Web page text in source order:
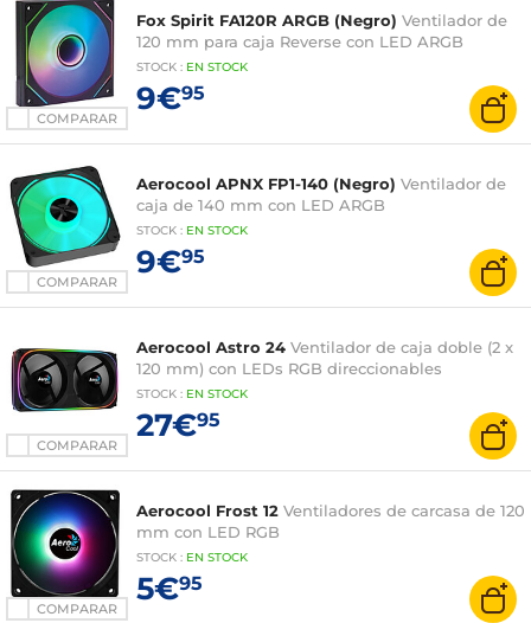
COMPARAR
Fox Spirit FA120R ARGB (Negro) Ventilador de
120 mm para caja Reverse con LED ARGB
STOCK : EN STOCK
9€95
COMPARAR
Aerocool APNX FP1-140 (Negro) Ventilador de
caja de 140 mm con LED ARGB
STOCK : EN STOCK
9€95
COMPARAR
Aerocool Astro 24 Ventilador de caja doble (2 x
120 mm) con LEDs RGB direccionables
STOCK : EN STOCK
27€95
COMPARAR
Aerocool Frost 12 Ventiladores de carcasa de 120
mm con LED RGB
STOCK : EN STOCK
5€95